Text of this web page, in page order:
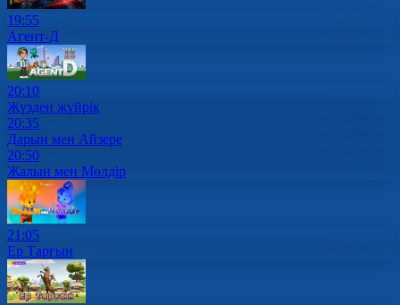
19:55
Агент-Д
20:10
Жүзден жүйрік
20:35
Дарын мен Айзере
20:50
Жалын мен Мөлдір
21:05
Ер Тарғын